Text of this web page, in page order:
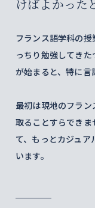
けばよかった
フランス語学科の
っちり勉強してき
が始まると、特に言
最初は現地のフラ
取ることすらでき
て、もっとカジュ
います。